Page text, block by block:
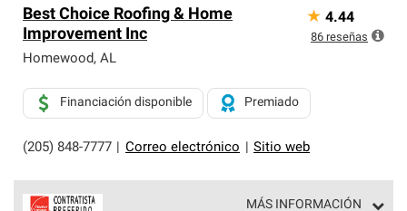
Corning constituyen el nivel superior de nuestra red
exclusiva y cumplen con estándares estrictos de
profesionalismo, confiabilidad y destreza incomparable.
sistemas de techos.
Best Choice Roofing & Home
Improvement Inc
Homewood, AL
(205) 848-7777 Correo electrónico Sitio web
Financiación disponible Premiado
★ 4.44
86 reseñas
MÁS INFORMACIÓN